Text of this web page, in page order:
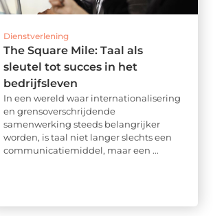
Dienstverlening
The Square Mile: Taal als
sleutel tot succes in het
bedrijfsleven
In een wereld waar internationalisering
en grensoverschrijdende
samenwerking steeds belangrijker
worden, is taal niet langer slechts een
communicatiemiddel, maar een ...